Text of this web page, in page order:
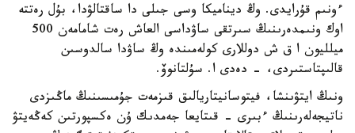
ءونىم قۇرايدى. وڭ ديناميكا وسى جىلى دا ساقتالۋدا، بۇل رەتتە
اوك ونىمدەرىنىڭ سىرتقى ساۋداسى العاش رەت شامامەن 500
ميلليون ا ق ش دوللارى كولەمىندە وڭ ساۋدا سالدوسىن
قالىپتاستىردى، - دەدى ا. سۇلتانوۆ.
ونىڭ ايتۋىنشا، فيتوسانيتاريالىق قىزمەت جۇمىسىنىڭ ماڭىزدى
ناتيجەلەرىنىڭ ءبىرى - قىتايعا جەمدىك ۇن ەكسپورتىن كەڭەيتۋ